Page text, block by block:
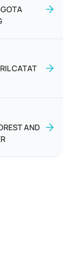
CATAT
AND